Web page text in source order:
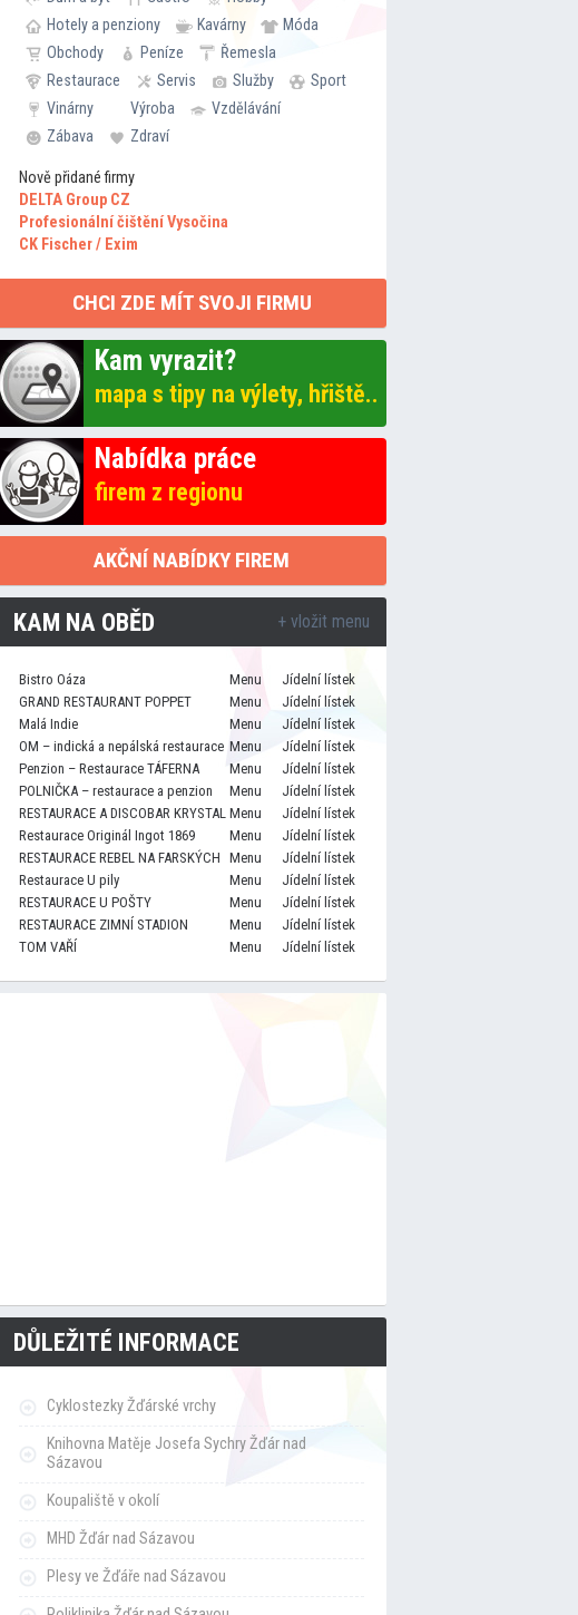
Hotely a penziony
Kavárny
Móda
Obchody
Peníze
Řemesla
Restaurace
Servis Služby
Sport
Vinárny
Výroba
Vzdělávání
Zábava
Zdraví
Nově přidané firmy
DELTA Group CZ
Profesionální čištění Vysočina
CK Fischer / Exim
CHCI ZDE MÍT SVOJI FIRMU
Kam vyrazit?
mapa s tipy na výlety, hřiště..
Nabídka práce
firem z regionu
AKČNÍ NABÍDKY FIREM
KAM NA OBĚD + vložit menu
Bistro Oáza Menu
Jídelní lístek
GRAND RESTAURANT POPPET
Menu
Jídelní lístek
Malá Indie
Menu
Jídelní lístek
OM – indická a nepálská restaurace Menu
Jídelní lístek
Penzion – Restaurace TÁFERNA
Menu
Jídelní lístek
POLNIČKA – restaurace a penzion
Menu
Jídelní lístek
RESTAURACE A DISCOBAR KRYSTAL Menu
Jídelní lístek
Restaurace Originál Ingot 1869
Menu
Jídelní lístek
RESTAURACE REBEL NA FARSKÝCH Menu
Jídelní lístek
Restaurace U pily
Menu
Jídelní lístek
RESTAURACE U POŠTY
Menu
Jídelní lístek
RESTAURACE ZIMNÍ STADION
Menu
Jídelní lístek
TOM VAŘÍ
Menu Jídelní lístek
DŮLEŽITÉ INFORMACE
Cyklostezky Žďárské vrchy
Knihovna Matěje Josefa Sychry Žďár nad
Sázavou
Koupaliště v okolí
MHD Žďár nad Sázavou
Plesy ve Žďáře nad Sázavou